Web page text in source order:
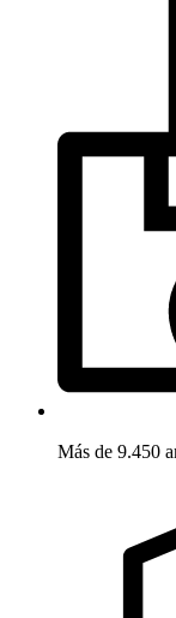
Más de 9.450